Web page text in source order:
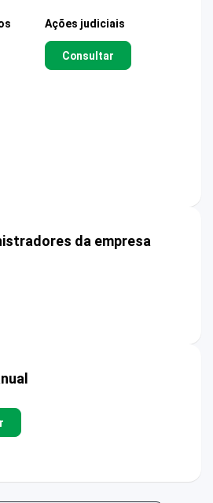
Ações judiciais
Consultar
da empresa